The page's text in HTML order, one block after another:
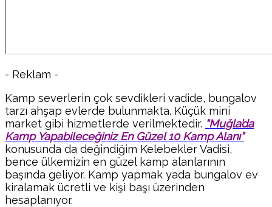
- Reklam -
Kamp severlerin çok sevdikleri vadide, bungalov
tarzı ahşap evlerde bulunmakta. Küçük mini
market gibi hizmetlerde verilmektedir. “Muğla’da
Kamp Yapabileceğiniz En Güzel 10 Kamp Alanı”
konusunda da değindiğim Kelebekler Vadisi,
bence ülkemizin en güzel kamp alanlarının
başında geliyor. Kamp yapmak yada bungalov ev
kiralamak ücretli ve kişi başı üzerinden
hesaplanıyor.